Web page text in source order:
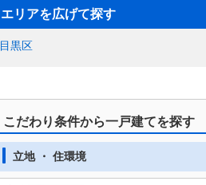
エリアを広げて探す
目黒区
こだわり条件から一戸建てを探す
立地 ・ 住環境